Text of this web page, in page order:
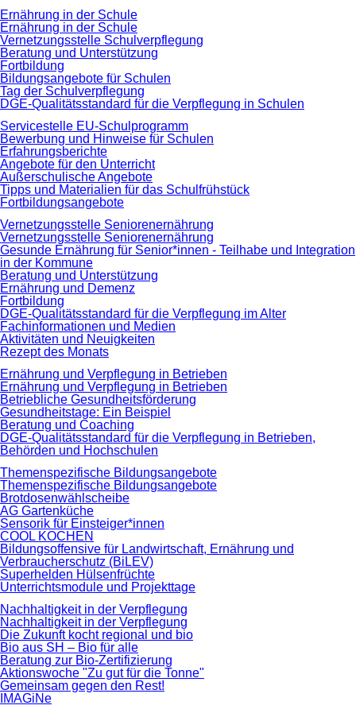
Ernährung in der Schule
Ernährung in der Schule
Vernetzungsstelle Schulverpflegung
Beratung und Unterstützung
Fortbildung
Bildungsangebote für Schulen
Tag der Schulverpflegung
DGE-Qualitätsstandard für die Verpflegung in Schulen
Servicestelle EU-Schulprogramm
Bewerbung und Hinweise für Schulen
Erfahrungsberichte
Angebote für den Unterricht
Außerschulische Angebote
Tipps und Materialien für das Schulfrühstück
Fortbildungsangebote
Vernetzungsstelle Seniorenernährung
Vernetzungsstelle Seniorenernährung
Gesunde Ernährung für Senior*innen - Teilhabe und Integration
in der Kommune
Beratung und Unterstützung
Ernährung und Demenz
Fortbildung
DGE-Qualitätsstandard für die Verpflegung im Alter
Fachinformationen und Medien
Aktivitäten und Neuigkeiten
Rezept des Monats
Ernährung und Verpflegung in Betrieben
Ernährung und Verpflegung in Betrieben
Betriebliche Gesundheitsförderung
Gesundheitstage: Ein Beispiel
Beratung und Coaching
DGE-Qualitätsstandard für die Verpflegung in Betrieben,
Behörden und Hochschulen
Themenspezifische Bildungsangebote
Themenspezifische Bildungsangebote
Brotdosenwählscheibe
AG Gartenküche
Sensorik für Einsteiger*innen
COOL KOCHEN
Bildungsoffensive für Landwirtschaft, Ernährung und
Verbraucherschutz (BiLEV)
Superhelden Hülsenfrüchte
Unterrichtsmodule und Projekttage
Nachhaltigkeit in der Verpflegung
Nachhaltigkeit in der Verpflegung
Die Zukunft kocht regional und bio
Bio aus SH – Bio für alle
Beratung zur Bio-Zertifizierung
Aktionswoche "Zu gut für die Tonne"
Gemeinsam gegen den Rest!
IMAGiNe